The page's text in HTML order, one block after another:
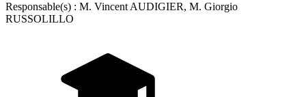
Responsable(s) : M. Vincent AUDIGIER, M. Giorgio
RUSSOLILLO